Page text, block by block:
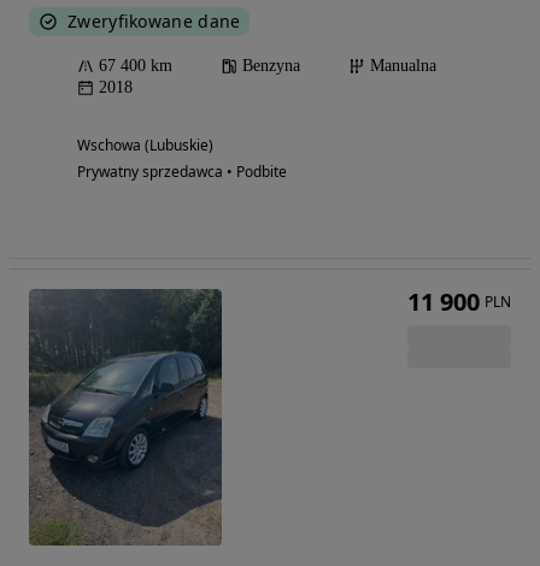
Zweryfikowane dane
67 400 km Benzyna
Manualna
2018
Wschowa (Lubuskie)
Prywatny sprzedawca • Podbite
11 900 PLN